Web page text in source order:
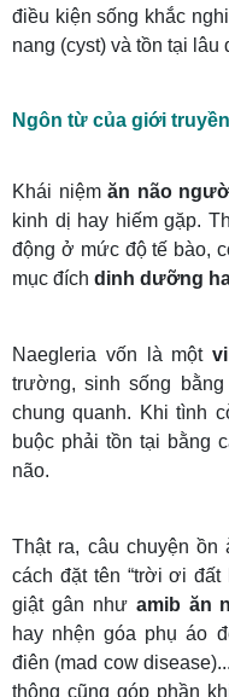
điều kiện sống khắc
nang (cyst) và tồn tại
Ngôn từ của giới
Khái niệmăn não
kinh dị hay hiếm gặp.
động ở mức độ tế bào,
mục đích dinh dưỡng
Naegleria vốn là một
trường, sinh sống
chung quanh. Khi tình
buộc phải tồn tại bằng
não.
Thật ra, câu chuyện
cách đặt tên “trời ơi
giật gân như amib ăn
hay nhện góa phụ áo
điên (mad cow
thông cũng góp phần